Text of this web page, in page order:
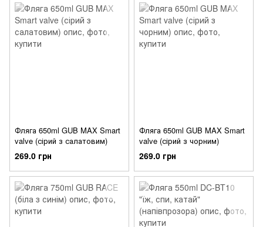
Фляга 650ml GUB MAX Smart
valve (сірий з салатовим)
269.0 грн
Фляга 650ml GUB MAX Smart
valve (сірий з чорним)
269.0 грн